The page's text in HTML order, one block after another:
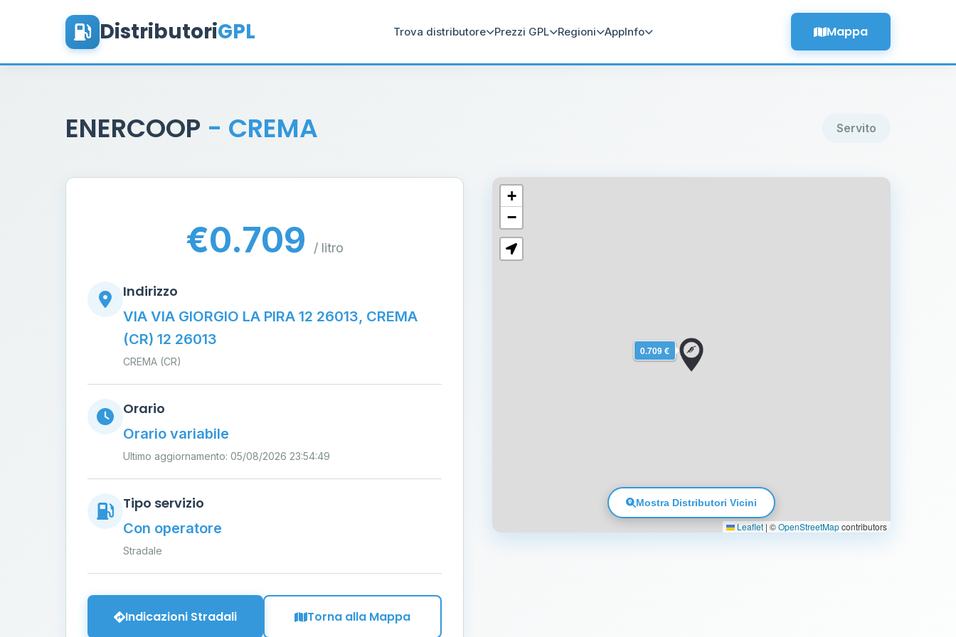
DistributoriGPL Trova distributore Prezzi GPL Regioni AppInfo Mappa
ENERCOOP - CREMA Servito
€0.709 / litro
Indirizzo
VIA VIA GIORGIO LA PIRA 12 26013, CREMA
(CR) 12 26013
CREMA (CR)
Orario
Orario variabile
Ultimo aggiornamento: 05/08/2026 23:54:49
Tipo servizio
Con operatore
Stradale
Indicazioni Stradali Torna alla Mappa
0.709 €
+
−
Leaflet | ©OpenStreetMapcontributors
Mostra Distributori Vicini